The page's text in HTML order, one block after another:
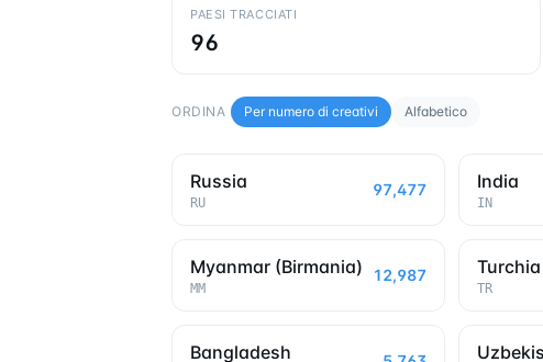
PAESI TRACCIATI
96
ORDINA Per numero di creativi Alfabetico
Russia
RU
97,477 India
IN
Myanmar (Birmania)
MM
12,987 Turchia
TR
Bangladesh